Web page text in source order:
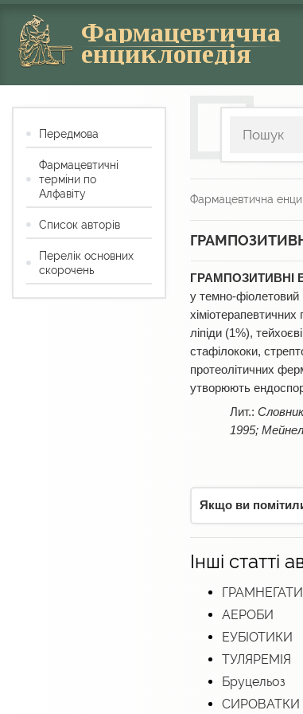
Фармацевтична
енциклопедія
Фармацевтична
ГРАМПОЗИТИВНІ
у темно-
хіміотерапевтичних
ліпіди (1%),
стафілококи,
протеолітичних
утворюють
Словник
1995;
Якщо ви
Інші статті
АЕРОБИ
ЕУБІОТИКИ
ТУЛЯРЕМІЯ
Бруцельоз
СИРОВАТКИ
Передмова
Фармацевтичні
терміни по
Алфавіту
Список авторів
Перелік основних
скорочень